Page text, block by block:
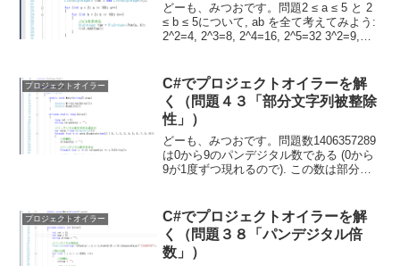
どーも、みつおです。問題2 ≤ a ≤ 5 と 2
≤ b ≤ 5について, ab を全て考えてみよう:
2^2=4, 2^3=8, 2^4=16, 2^5=32 3^2=9,
プロジェクトオイラー
C#でプロジェクトオイラーを解
く（問題４３「部分文字列被整除
性」）
どーも、みつおです。問題数1406357289
は0から9のパンデジタル数である (0から
9が1度ずつ現れるので). この数は部分文
dnを定義する. この記...
プロジェクトオイラー
C#でプロジェクトオイラーを解
く（問題３８「パンデジタル倍
数」）